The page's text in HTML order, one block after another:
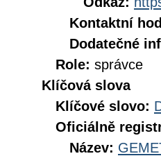
Kontaktní
Dodatečné
Role: správce
Klíčová slova
Klíčové slovo:
Oficiálně
Název: